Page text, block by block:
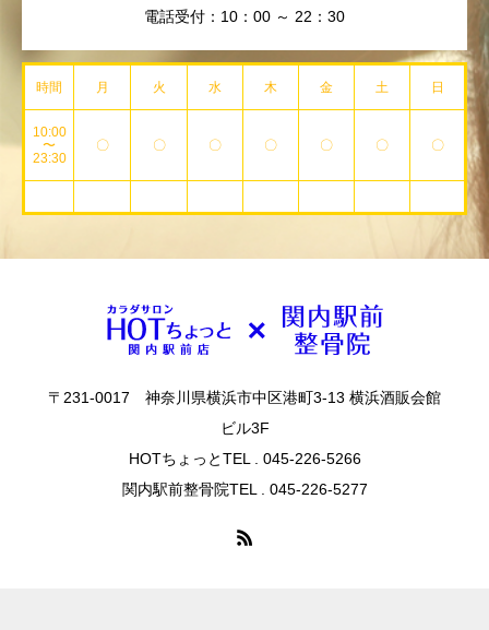
電話受付：10：00 ～ 22：30
時間 月 火 水 木 金 土 日
10:00
〜
23:30
〇 〇 〇 〇 〇 〇 〇
〒231-0017 神奈川県横浜市中区港町3-13 横浜酒販会館
ビル3F
HOTちょっとTEL . 045-226-5266
関内駅前整骨院TEL . 045-226-5277